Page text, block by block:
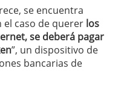
se encuentra
el caso de querer los
se deberá pagar
”, un dispositivo de
bancarias de